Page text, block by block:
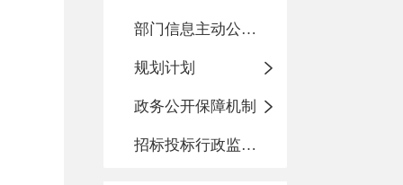
部门信息主动公开基本目录
规划计划
政务公开保障机制
招标投标行政监督责任清单